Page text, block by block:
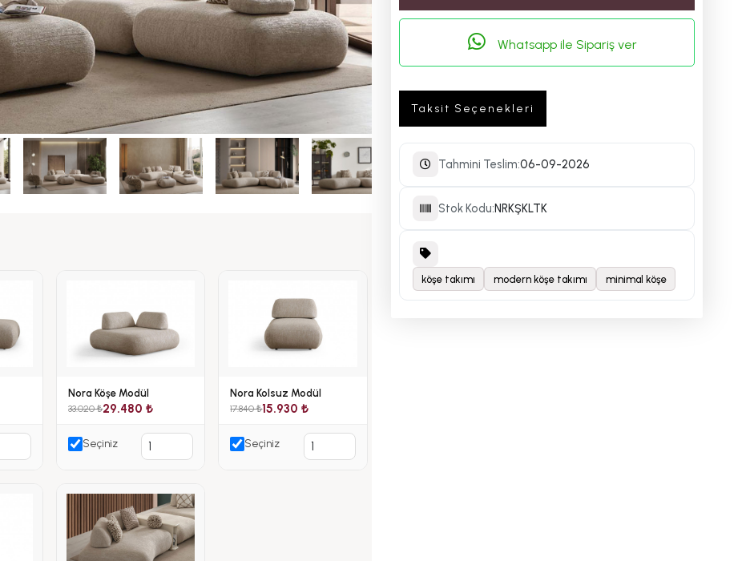
Nora Köşe Modül
33.020 ₺29.480 ₺
Seçiniz
Nora Kolsuz Modül
17.840 ₺15.930 ₺
Seçiniz
Whatsapp ile Sipariş ver
Taksit Seçenekleri
Tahmini Teslim:06-09-2026
Stok Kodu:NRKŞKLTK
köşe takımı modern köşe takımı minimal köşe